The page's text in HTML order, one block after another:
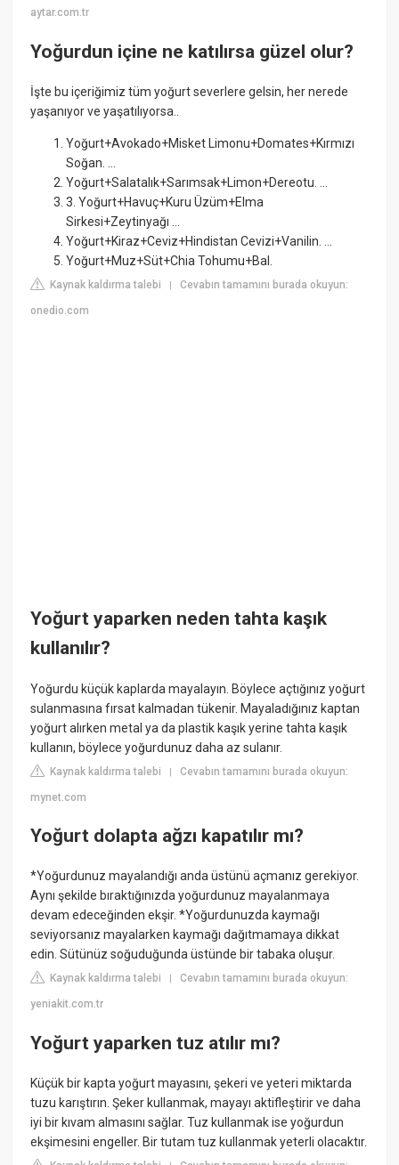
aytar.com.tr
Yoğurdun içine ne katılırsa güzel olur?
İşte bu içeriğimiz tüm yoğurt severlere gelsin, her nerede
yaşanıyor ve yaşatılıyorsa..
Yoğurt+Avokado+Misket Limonu+Domates+Kırmızı
Soğan. ...
Yoğurt+Salatalık+Sarımsak+Limon+Dereotu. ...
3. Yoğurt+Havuç+Kuru Üzüm+Elma
Sirkesi+Zeytinyağı ...
Yoğurt+Kiraz+Ceviz+Hindistan Cevizi+Vanilin. ...
Yoğurt+Muz+Süt+Chia Tohumu+Bal.
Kaynak kaldırma talebi |Cevabın tamamını burada okuyun:
onedio.com
Yoğurt yaparken neden tahta kaşık
kullanılır?
Yoğurdu küçük kaplarda mayalayın. Böylece açtığınız yoğurt
sulanmasına fırsat kalmadan tükenir. Mayaladığınız kaptan
yoğurt alırken metal ya da plastik kaşık yerine tahta kaşık
kullanın, böylece yoğurdunuz daha az sulanır.
Kaynak kaldırma talebi |Cevabın tamamını burada okuyun:
mynet.com
Yoğurt dolapta ağzı kapatılır mı?
*Yoğurdunuz mayalandığı anda üstünü açmanız gerekiyor.
Aynı şekilde bıraktığınızda yoğurdunuz mayalanmaya
devam edeceğinden ekşir. *Yoğurdunuzda kaymağı
seviyorsanız mayalarken kaymağı dağıtmamaya dikkat
edin. Sütünüz soğuduğunda üstünde bir tabaka oluşur.
Kaynak kaldırma talebi |Cevabın tamamını burada okuyun:
yeniakit.com.tr
Yoğurt yaparken tuz atılır mı?
Küçük bir kapta yoğurt mayasını, şekeri ve yeteri miktarda
tuzu karıştırın. Şeker kullanmak, mayayı aktifleştirir ve daha
iyi bir kıvam almasını sağlar. Tuz kullanmak ise yoğurdun
ekşimesini engeller. Bir tutam tuz kullanmak yeterli olacaktır.